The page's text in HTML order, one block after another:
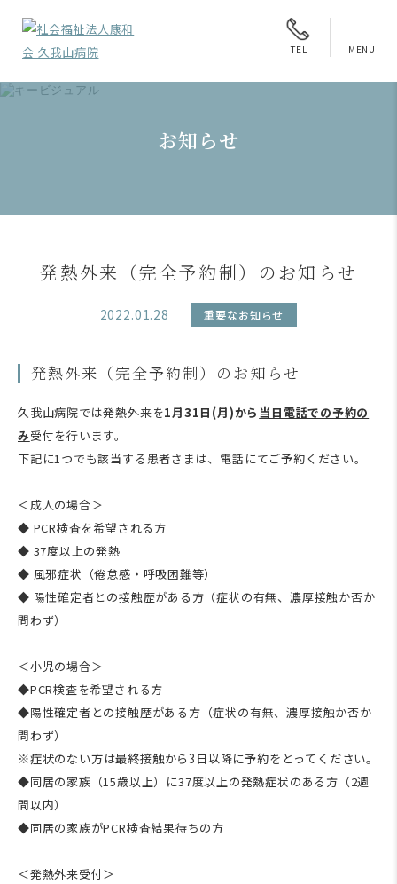
TEL MENU
お知らせ
発熱外来（完全予約制）のお知らせ
2022.01.28 重要なお知らせ
発熱外来（完全予約制）のお知らせ
久我山病院では発熱外来を1月31日(月)から 当日電話での予約の
み受付を行います。
下記に1つでも該当する患者さまは、電話にてご予約ください。
＜成人の場合＞
◆ PCR検査を希望される方
◆ 37度以上の発熱
◆ 風邪症状（倦怠感・呼吸困難等）
◆ 陽性確定者との接触歴がある方（症状の有無、濃厚接触か否か
問わず）
＜小児の場合＞
◆PCR検査を希望される方
◆陽性確定者との接触歴がある方（症状の有無、濃厚接触か否か
問わず）
※症状のない方は最終接触から3日以降に予約をとってください。
◆同居の家族（15歳以上）に37度以上の発熱症状のある方（2週
間以内）
◆同居の家族がPCR検査結果待ちの方
＜発熱外来受付＞